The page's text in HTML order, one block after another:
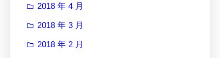
2018 年 4 月
2018 年 3 月
2018 年 2 月